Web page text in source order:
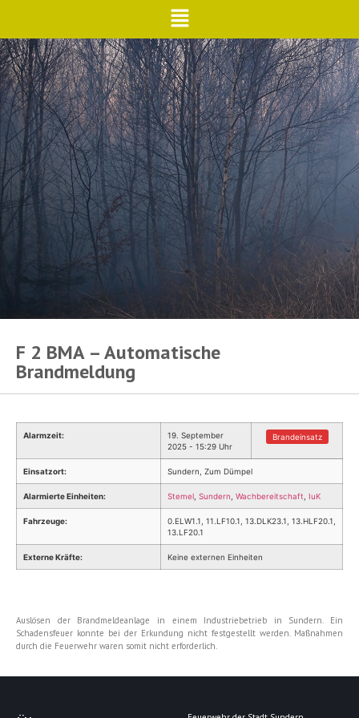
F 2 BMA – Automatische
Brandmeldung
Alarmzeit:
19. September
2025 - 15:29 Uhr
Brandeinsatz
Einsatzort: Sundern, Zum Dümpel
Alarmierte Einheiten: Stemel Sundern Wachbereitschaft IuK
Fahrzeuge:
0.ELW1.1, 11.LF10.1, 13.DLK23.1, 13.HLF20.1,
13.LF20.1
Externe Kräfte: Keine externen Einheiten
Auslösen der Brandmeldeanlage in einem Industriebetrieb in Sundern. Ein
Schadensfeuer konnte bei der Erkundung nicht festgestellt werden. Maßnahmen
durch die Feuerwehr waren somit nicht erforderlich.